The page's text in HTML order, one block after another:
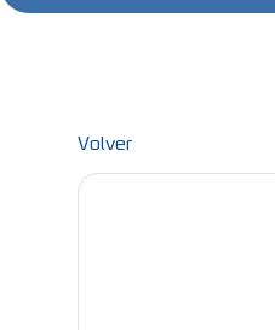
Volver